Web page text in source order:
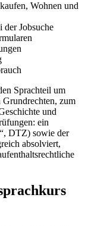
Wohnen und
Jobsuche
Sprachteil um
Grundrechten, zum
und
ein
DTZ) sowie der
absolviert,